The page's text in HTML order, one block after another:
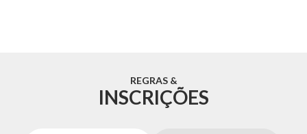
REGRAS&
INSCRIÇÕES